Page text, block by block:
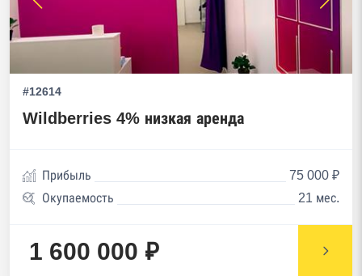
#12614
Wildberries 4% низкая аренда
Прибыль
75 000 ₽
Окупаемость
21 мес.
1 600 000 ₽